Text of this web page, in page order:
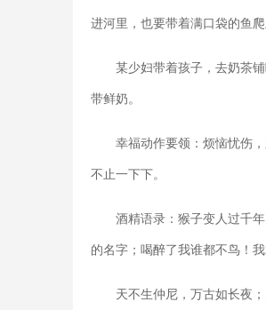
进河里，也要带着满口袋的鱼爬
某少妇带着孩子，去奶茶
带鲜奶。
幸福动作要领：烦恼忧伤
不止一下下。
酒精语录：猴子变人过千
的名字；喝醉了我谁都不鸟！我
天不生仲尼，万古如长夜